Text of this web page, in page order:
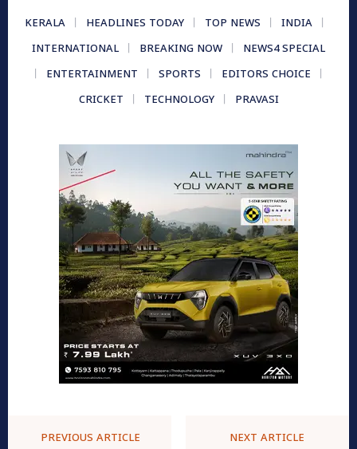
KERALA HEADLINES TODAY TOP NEWS
INDIA
INTERNATIONAL
BREAKING NOW
NEWS4 SPECIAL
ENTERTAINMENT
SPORTS
EDITORS CHOICE
CRICKET
TECHNOLOGY PRAVASI
PREVIOUS ARTICLE NEXT ARTICLE